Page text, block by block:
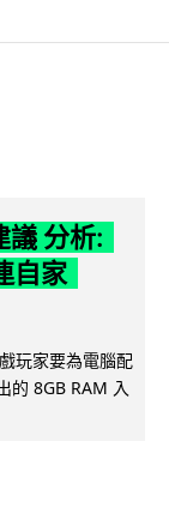
議 分析:
自家
玩家要為電腦配
的 8GB RAM 入